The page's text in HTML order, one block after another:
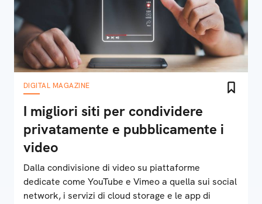
DIGITAL MAGAZINE
I migliori siti per condividere
privatamente e pubblicamente i
video
Dalla condivisione di video su piattaforme
dedicate come YouTube e Vimeo a quella sui social
network, i servizi di cloud storage e le app di